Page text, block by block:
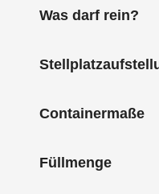
Was darf rein?
Containermaße
Füllmenge